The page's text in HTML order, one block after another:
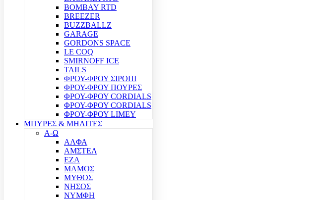
BOMBAY RTD
BREEZER
BUZZBALLZ
GARAGE
GORDONS SPACE
LE COQ
SMIRNOFF ICE
TAILS
ΦΡΟΥ-ΦΡΟΥ ΣΙΡΟΠΙ
ΦΡΟΥ-ΦΡΟΥ ΠΟΥΡΕΣ
ΦΡΟΥ-ΦΡΟΥ CORDIALS
ΦΡΟΥ-ΦΡΟΥ CORDIALS
ΦΡΟΥ-ΦΡΟΥ LIMEY
ΜΠΥΡΕΣ & ΜΗΛΙΤΕΣ
Α-Ω
ΑΛΦΑ
ΑΜΣΤΕΛ
ΕΖΑ
ΜΑΜΟΣ
ΜΥΘΟΣ
ΝΗΣΟΣ
ΝΥΜΦΗ